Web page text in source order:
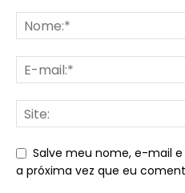
Salve meu nome, e-mail
a próxima vez que eu